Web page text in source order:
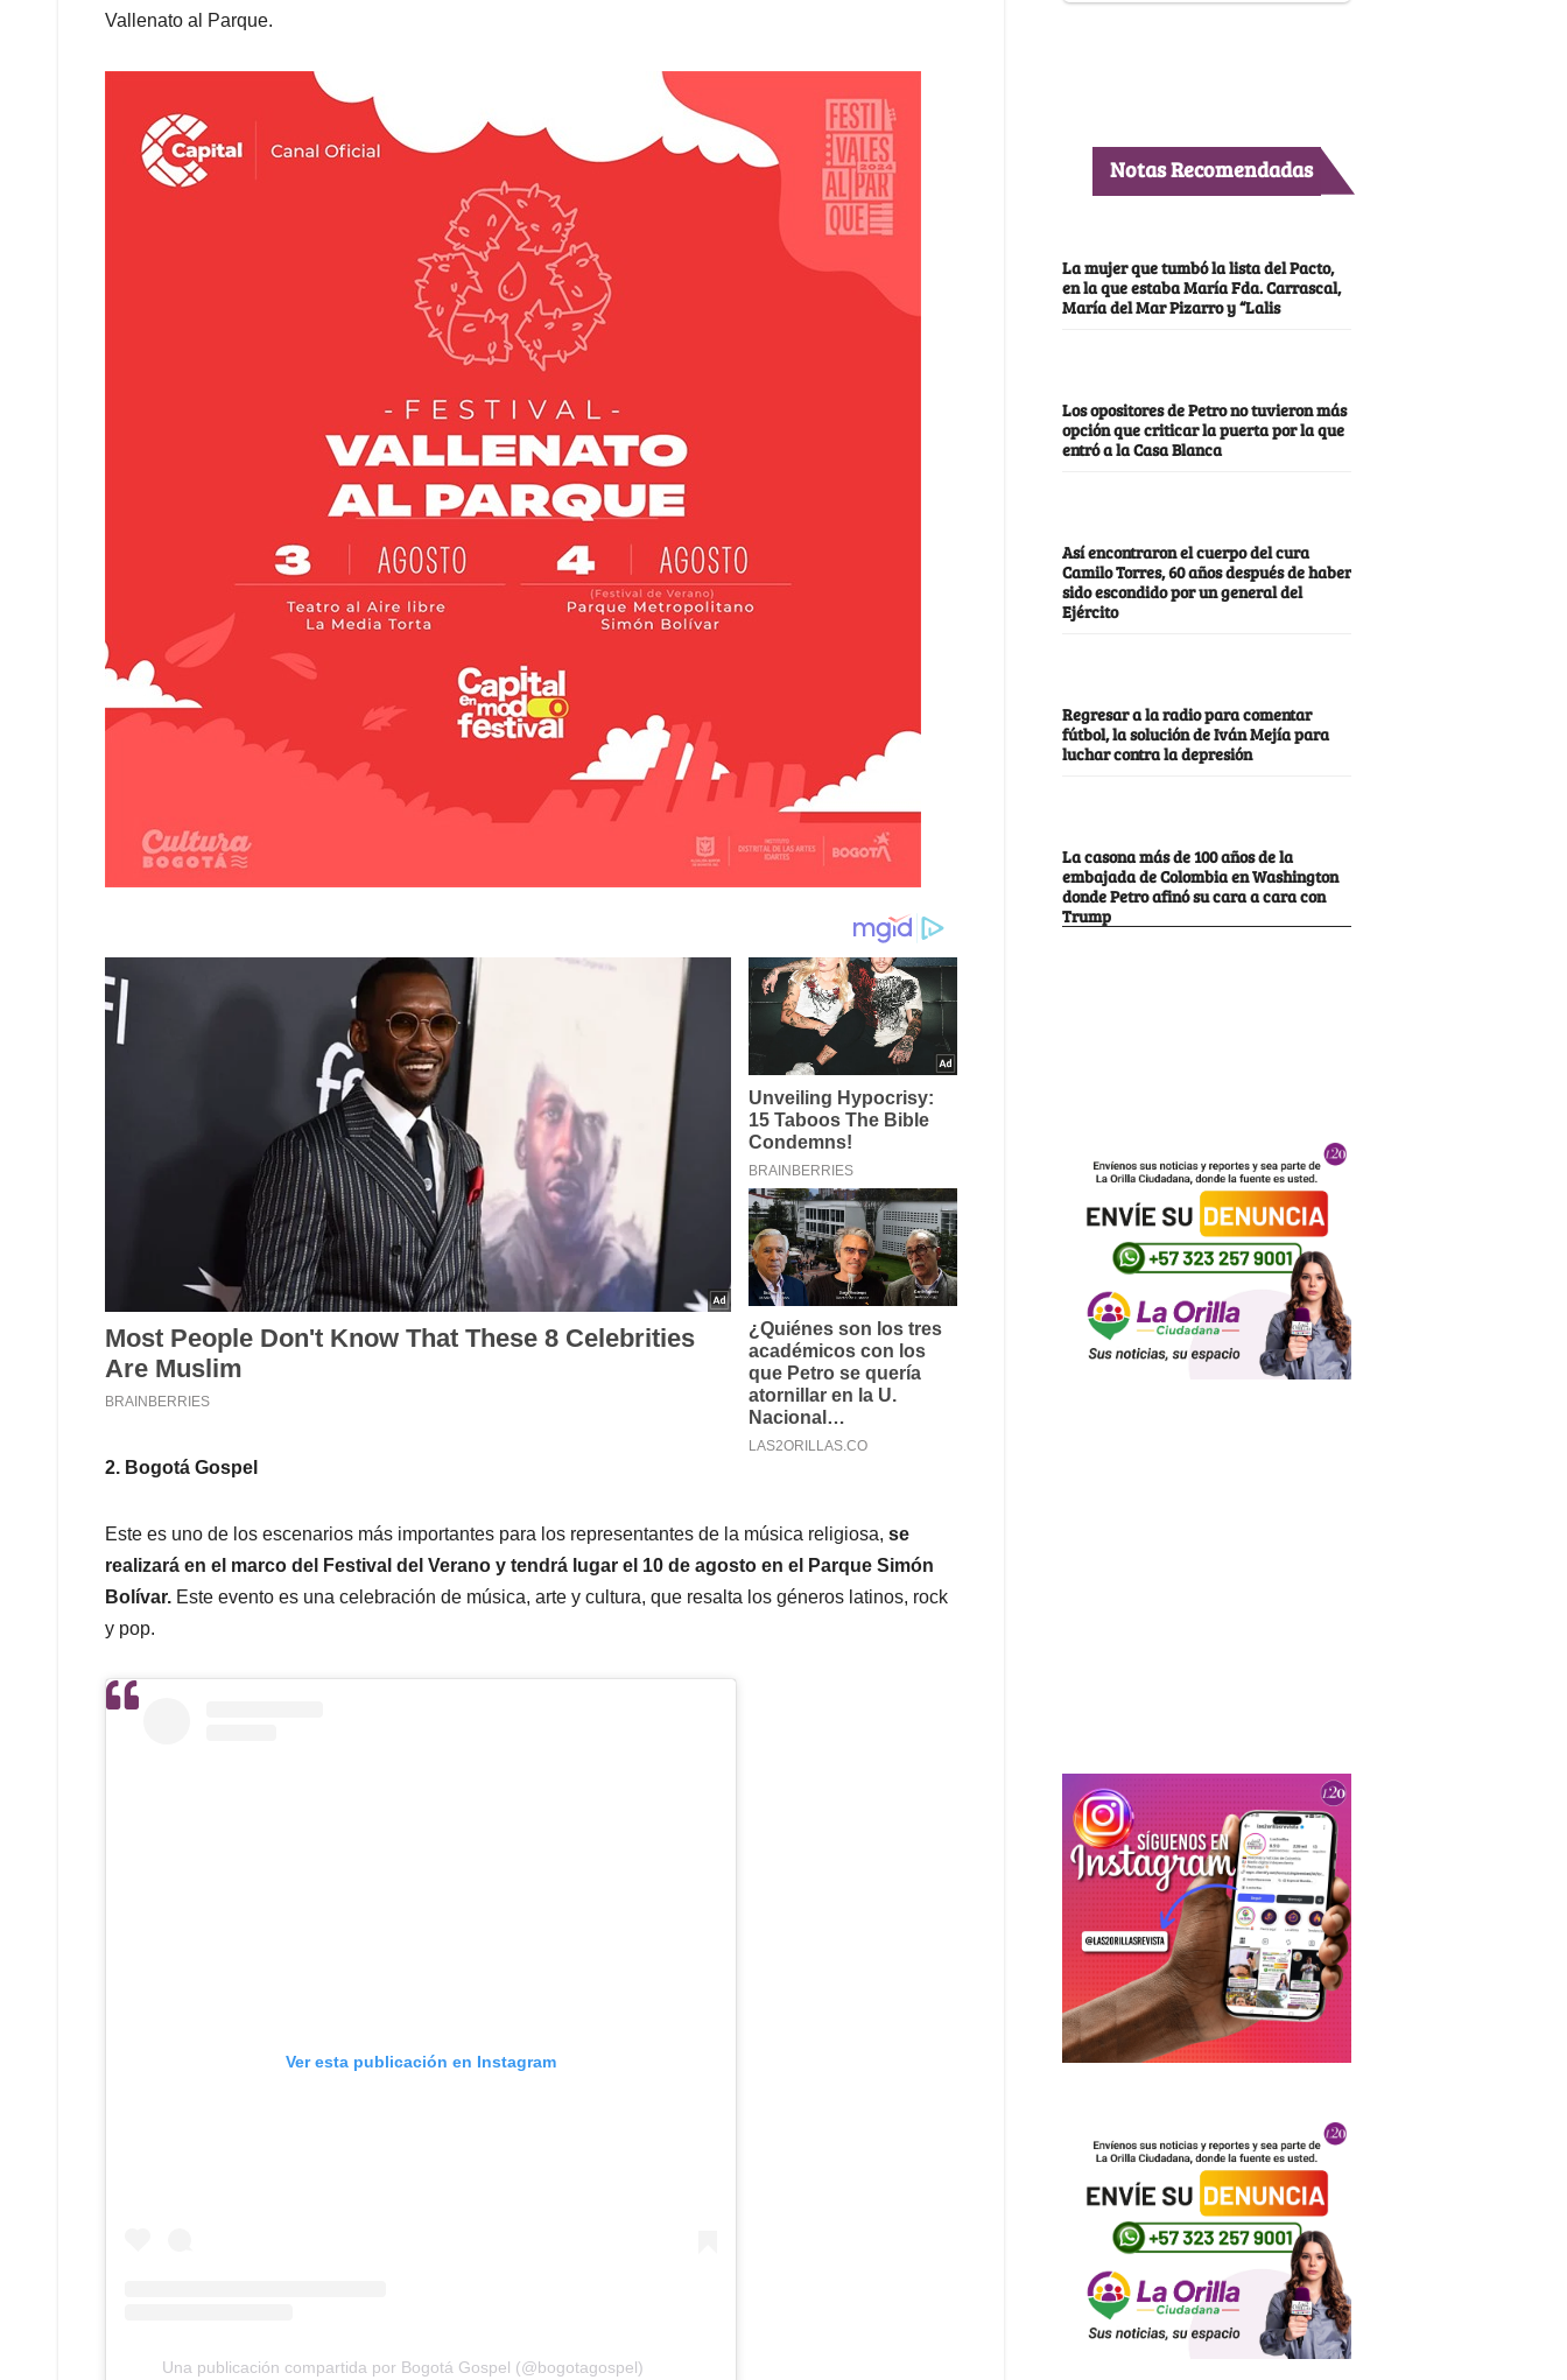
Vallenato al Parque.
2. Bogotá Gospel
Este es uno de los escenarios más importantes para los representantes de la música religiosa, se
realizará en el marco del Festival del Verano y tendrá lugar el 10 de agosto en el Parque Simón
Bolívar. Este evento es una celebración de música, arte y cultura, que resalta los géneros latinos, rock
y pop.
Ver esta publicación en Instagram
Una publicación compartida por Bogotá Gospel (@bogotagospel)
Notas Recomendadas
La mujer que tumbó la lista del Pacto,
en la que estaba María Fda. Carrascal,
María del Mar Pizarro y “Lalis
Los opositores de Petro no tuvieron más
opción que criticar la puerta por la que
entró a la Casa Blanca
Así encontraron el cuerpo del cura
Camilo Torres, 60 años después de haber
sido escondido por un general del
Ejército
Regresar a la radio para comentar
fútbol, la solución de Iván Mejía para
luchar contra la depresión
La casona más de 100 años de la
embajada de Colombia en Washington
donde Petro afinó su cara a cara con
Trump